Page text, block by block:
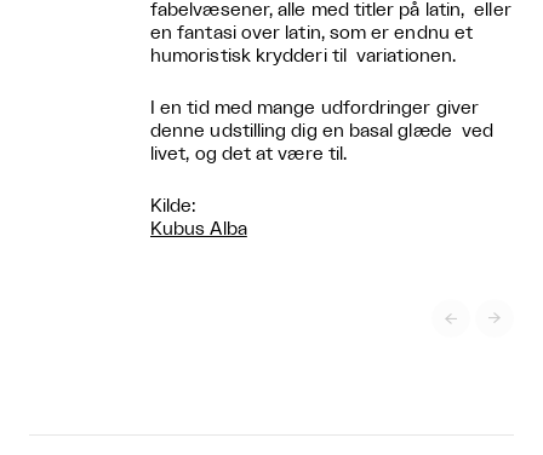
fabelvæsener, alle med titler på latin, eller
en fantasi over latin, som er endnu et
humoristisk krydderi til variationen.
I en tid med mange udfordringer giver
denne udstilling dig en basal glæde ved
livet, og det at være til.
Kilde:
Kubus Alba
 